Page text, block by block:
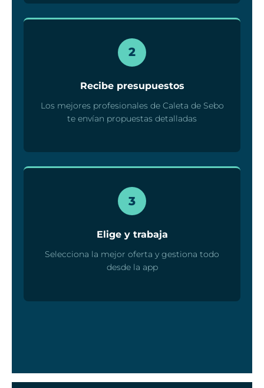
2
Recibe presupuestos
Los mejores profesionales de Caleta de Sebo
te envían propuestas detalladas
3
Elige y trabaja
Selecciona la mejor oferta y gestiona todo
desde la app